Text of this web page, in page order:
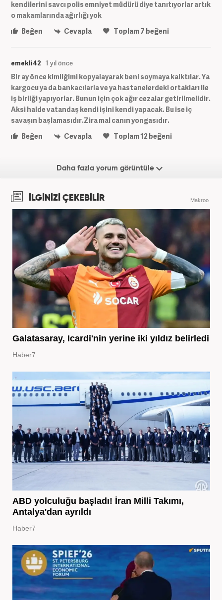
kendilerini savcı polis emniyet müdürü diye tanıtıyorlar artık
o makamlarında ağırlığı yok
Beğen
Cevapla Toplam7 beğeni
emekli42 1 yıl önce
Bir ay önce kimliğimi kopyalayarak beni soymaya kalktılar. Ya
kargocu ya da bankacılarla ve ya hastanelerdeki ortakları ile
iş birliği yapıyorlar. Bunun için çok ağır cezalar getirilmelidir.
Aksi halde vatandaş kendi işini kendi yapacak. Bu ise iç
savaşın başlamasıdır.Zira mal canın yongasıdır.
Beğen
Cevapla Toplam12beğeni
Daha fazla yorum görüntüle
İLGİNİZİ ÇEKEBİLİR Makroo
Galatasaray, Icardi'nin yerine iki yıldız belirledi
Haber7
ABD yolculuğu başladı! İran Milli Takımı,
Antalya'dan ayrıldı
Haber7